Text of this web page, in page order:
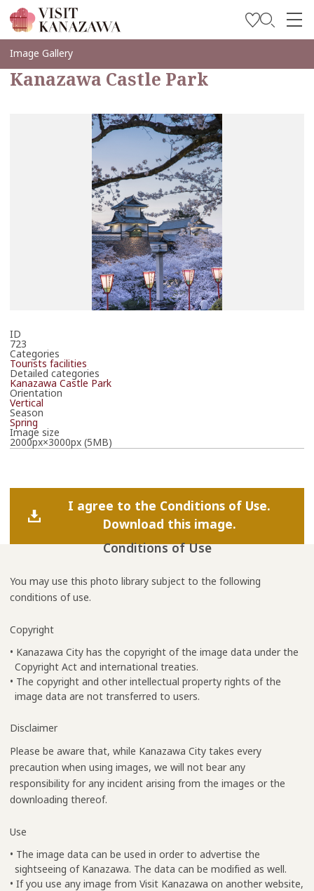
บทความพิเศษ
สถานที่ท่องเที่ยว
วางแผนการท่องเที่ยวของคุณ
Travel Trade and Media
Image Gallery
Kanazawa Castle Park
ID
723
Categories
Tourists facilities
Detailed categories
Kanazawa Castle Park
Orientation
Vertical
Season
Spring
Image size
2000px×3000px (5MB)
I agree to the Conditions of Use.
Download this image.
Conditions of Use
You may use this photo library subject to the following
conditions of use.
Copyright
• Kanazawa City has the copyright of the image data under the
Copyright Act and international treaties.
• The copyright and other intellectual property rights of the
image data are not transferred to users.
Disclaimer
Please be aware that, while Kanazawa City takes every
precaution when using images, we will not bear any
responsibility for any incident arising from the images or the
downloading thereof.
Use
• The image data can be used in order to advertise the
sightseeing of Kanazawa. The data can be modified as well.
• If you use any image from Visit Kanazawa on another website,